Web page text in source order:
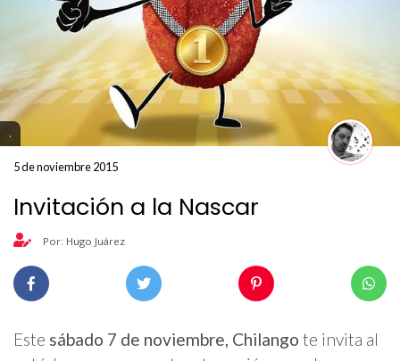
.
5 de noviembre 2015
Invitación a la Nascar
Por: Hugo Juárez
Este sábado 7 de noviembre, Chilango te invita al